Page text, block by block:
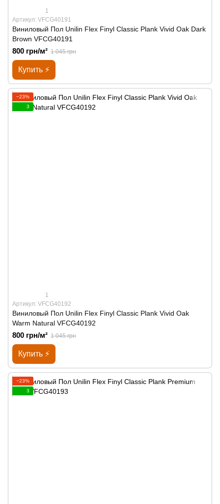
1
Артикул: VFCG40191
Виниловый Пол Unilin Flex Finyl Classic Plank Vivid Oak Dark
Brown VFCG40191
800 грн/м² 1 045 грн
Купить ⚡
−23%
3
1
Артикул: VFCG40192
Виниловый Пол Unilin Flex Finyl Classic Plank Vivid Oak
Warm Natural VFCG40192
800 грн/м² 1 045 грн
Купить ⚡
−23%
3